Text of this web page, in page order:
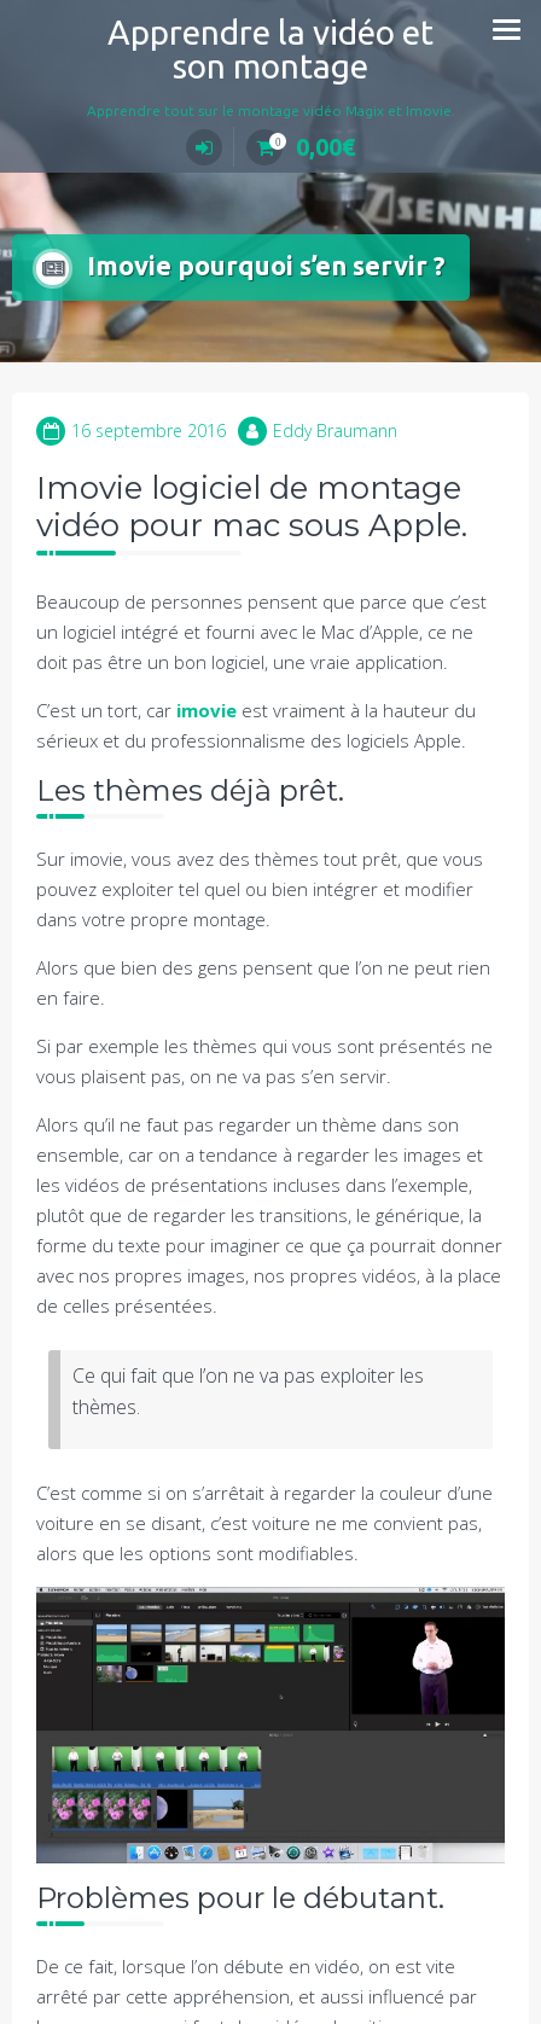
Apprendre la vidéo et
son montage
Apprendre tout sur le montage vidéo Magix et Imovie.
0 0,00€
Imovie pourquoi s’en servir ?
16 septembre 2016 Eddy Braumann
Imovie logiciel de montage
vidéo pour mac sous Apple.
Beaucoup de personnes pensent que parce que c’est
un logiciel intégré et fourni avec le Mac d’Apple, ce ne
doit pas être un bon logiciel, une vraie application.
C’est un tort, car imovie est vraiment à la hauteur du
sérieux et du professionnalisme des logiciels Apple.
Les thèmes déjà prêt.
Sur imovie, vous avez des thèmes tout prêt, que vous
pouvez exploiter tel quel ou bien intégrer et modifier
dans votre propre montage.
Alors que bien des gens pensent que l’on ne peut rien
en faire.
Si par exemple les thèmes qui vous sont présentés ne
vous plaisent pas, on ne va pas s’en servir.
Alors qu’il ne faut pas regarder un thème dans son
ensemble, car on a tendance à regarder les images et
les vidéos de présentations incluses dans l’exemple,
plutôt que de regarder les transitions, le générique, la
forme du texte pour imaginer ce que ça pourrait donner
avec nos propres images, nos propres vidéos, à la place
de celles présentées.
Ce qui fait que l’on ne va pas exploiter les
thèmes.
C’est comme si on s’arrêtait à regarder la couleur d’une
voiture en se disant, c’est voiture ne me convient pas,
alors que les options sont modifiables.
Problèmes pour le débutant.
De ce fait, lorsque l’on débute en vidéo, on est vite
arrêté par cette appréhension, et aussi influencé par